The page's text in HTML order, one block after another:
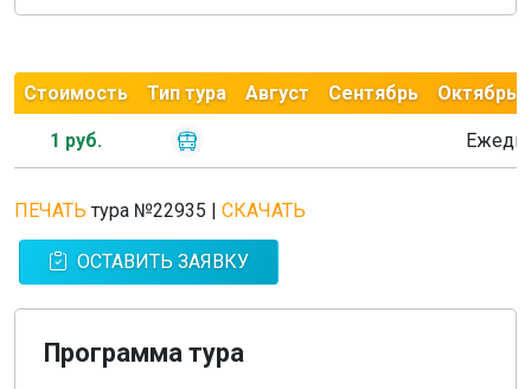
Стоимость Тип тура Август Сентябрь Октябрь
1 руб.
ПЕЧАТЬ тура №22935 | СКАЧАТЬ
ОСТАВИТЬ ЗАЯВКУ
Программа тура